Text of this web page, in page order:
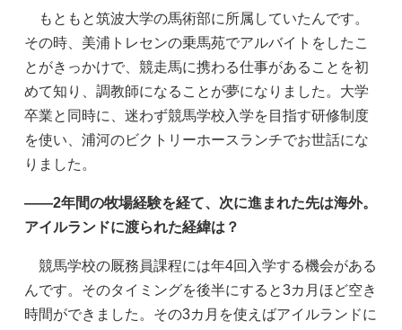
もともと筑波大学の馬術部に所属していたんです。
その時、美浦トレセンの乗馬苑でアルバイトをしたこ
とがきっかけで、競走馬に携わる仕事があることを初
めて知り、調教師になることが夢になりました。大学
卒業と同時に、迷わず競馬学校入学を目指す研修制度
を使い、浦河のビクトリーホースランチでお世話にな
りました。
——2年間の牧場経験を経て、次に進まれた先は海外。
アイルランドに渡られた経緯は？
競馬学校の厩務員課程には年4回入学する機会がある
んです。そのタイミングを後半にすると3カ月ほど空き
時間ができました。その3カ月を使えばアイルランドに